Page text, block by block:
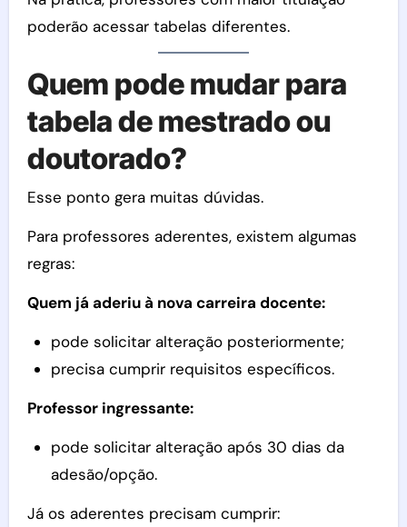
poderão acessar tabelas diferentes.
Quem pode mudar para
tabela de mestrado ou
doutorado?
Esse ponto gera muitas dúvidas.
Para professores aderentes, existem algumas
regras:
Quem já aderiu à nova carreira docente:
pode solicitar alteração posteriormente;
precisa cumprir requisitos específicos.
Professor ingressante:
pode solicitar alteração após 30 dias da
adesão/opção.
Já os aderentes precisam cumprir: